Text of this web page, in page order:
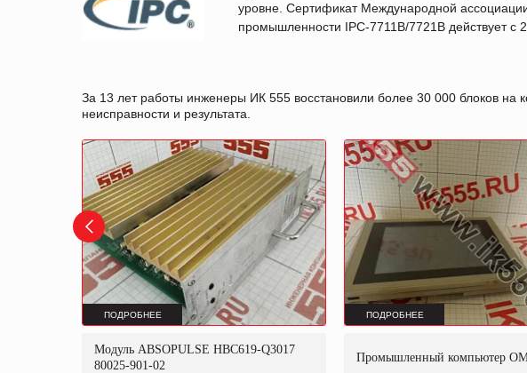
уровне. Сертификат Международной
промышленности IPC-7711B/7721B действует с
За 13 лет работы инженеры ИК 555 восстановили более 30 000 блоков
неисправности и результата.
ПОДРОБНЕЕ
Модуль ABSOPULSE HBC619-Q3017
80025-901-02
ПОДРОБНЕЕ
Промышленный компьютер